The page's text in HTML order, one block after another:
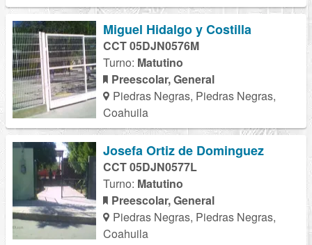
Miguel Hidalgo y Costilla
CCT 05DJN0576M
Turno: Matutino
Preescolar, General
Piedras Negras, Piedras Negras,
Coahuila
Josefa Ortiz de Dominguez
CCT 05DJN0577L
Turno: Matutino
Preescolar, General
Piedras Negras, Piedras Negras,
Coahuila